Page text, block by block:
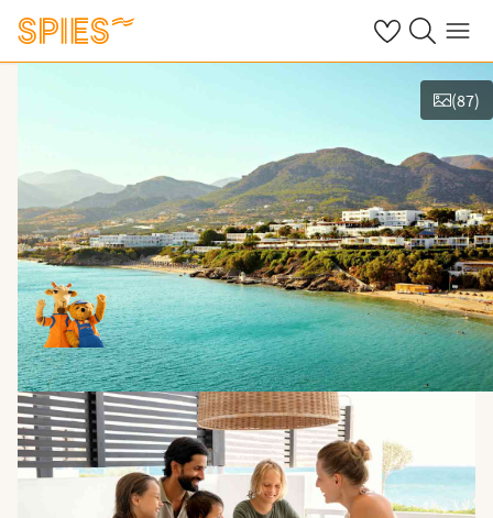
Se dine gemte
Søg påMenu
Vis film og billeder
(87)